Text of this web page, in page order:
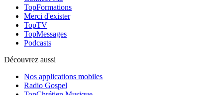
TopFormations
Merci d'exister
TopTV
TopMessages
Podcasts
Découvrez aussi
Nos applications mobiles
Radio Gospel